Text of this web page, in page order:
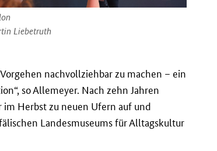
Liebetruth
nachvollziehbar zu machen – ein
so Allemeyer. Nach zehn Jahren
im Herbst zu neuen Ufern auf und
Landesmuseums für Alltagskultur